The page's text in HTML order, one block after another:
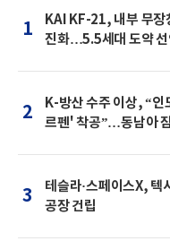
1
KAI KF-21, 내부 무장
진화…5.5세대 도약 선
2
K-방산 수주 이상, “
르펜' 착공”…동남아
3
테슬라·스페이스X, 텍
공장 건립